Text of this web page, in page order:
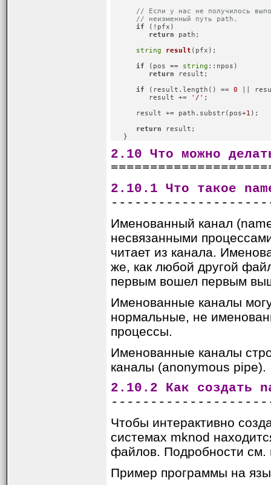
// Если у нас не получилось
// неизменный путь path.
if (!pfx)
return path;
string
result (pfx) ;
if (pos == string ::npos)
return result;
if (result.length() == 0 ||
         result +=
'/' ;
      result += path.substr(pos+
1 );
return result;
   }
2.10 Что можно
2.10.1 Что такое
Именованный канал
несвязанными
читает из канала.
же, как любой другой
первым вошел первым
Именованные каналы
нормальные, не
процессы.
Именованные каналы
каналы (anonymous pipe).
2.10.2 Как создать
Чтобы интерактивно
системах mknod
файлов. Подробности см.
Пример программы на